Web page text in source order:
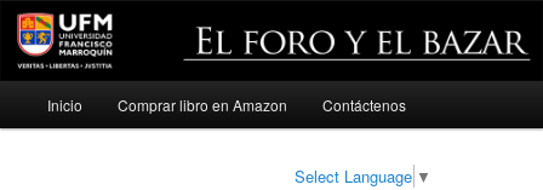
Ir
Ir
Inicio Comprar libro en Amazon Contáctenos
Select Language ▼